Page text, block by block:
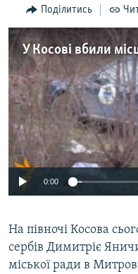
навігації
Перейти
до
пошуку
БЛОГИ
ПОГЛЯД
ІНТЕРВ'Ю
ВСЕ ЗА ДЕНЬ
СПЕЦПРОЕКТИ
ДЕПОРТАЦІЯ
ВІДЕОУРОКИ «ELIFBE»
СВІДЧЕННЯ ОКУПАЦІЇ
ІНФОГРАФІКА
ЯК ОБІЙТИ
Русский
Qırımtatar
ДОЛУЧАЙСЯ!
Поділитись
У Косові вбили
No media
0:00
На півночі Косова
сербів Димитріє
міської ради в